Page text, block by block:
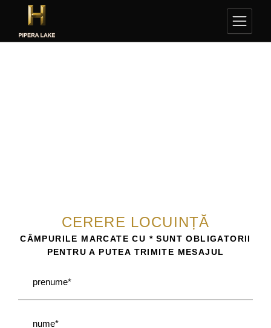
CERERE LOCUINȚĂ
CÂMPURILE MARCATE CU * SUNT OBLIGATORII
PENTRU A PUTEA TRIMITE MESAJUL